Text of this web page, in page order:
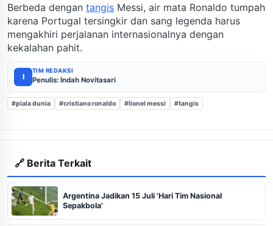
Berbeda dengan tangis Messi, air mata Ronaldo tumpah
karena Portugal tersingkir dan sang legenda harus
mengakhiri perjalanan internasionalnya dengan
kekalahan pahit.
I
TIM REDAKSI
Penulis: Indah Novitasari
#piala dunia #cristiano ronaldo #lionel messi #tangis
🔗 Berita Terkait
Argentina Jadikan 15 Juli 'Hari Tim Nasional
Sepakbola'